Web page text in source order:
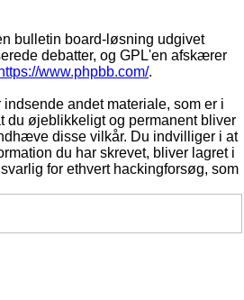
bulletin board-løsning udgivet
debatter, og GPL'en afskærer
https://www.phpbb.com/.
andet materiale, som er i
du øjeblikkeligt og permanent bliver
disse vilkår. Du indvilliger i at
du har skrevet, bliver lagret i
for ethvert hackingforsøg, som